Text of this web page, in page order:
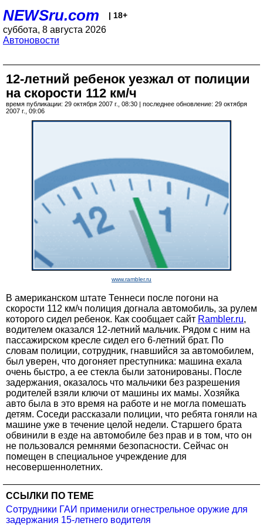
NEWSru.com | 18+
суббота, 8 августа 2026
Автоновости
12-летний ребенок уезжал от полиции
на скорости 112 км/ч
время публикации: 29 октября 2007 г., 08:30 | последнее обновление: 29 октября
2007 г., 09:06
www.rambler.ru
В американском штате Теннеси после погони на
скорости 112 км/ч полиция догнала автомобиль, за рулем
которого сидел ребенок. Как сообщает сайт Rаmbler.ru,
водителем оказался 12-летний мальчик. Рядом с ним на
пассажирском кресле сидел его 6-летний брат. По
словам полиции, сотрудник, гнавшийся за автомобилем,
был уверен, что догоняет преступника: машина ехала
очень быстро, а ее стекла были затонированы. После
задержания, оказалось что мальчики без разрешения
родителей взяли ключи от машины их мамы. Хозяйка
авто была в это время на работе и не могла помешать
детям. Соседи рассказали полиции, что ребята гоняли на
машине уже в течение целой недели. Старшего брата
обвинили в езде на автомобиле без прав и в том, что он
не пользовался ремнями безопасности. Сейчас он
помещен в специальное учреждение для
несовершеннолетних.
ССЫЛКИ ПО ТЕМЕ
Сотрудники ГАИ применили огнестрельное оружие для
задержания 15-летнего водителя